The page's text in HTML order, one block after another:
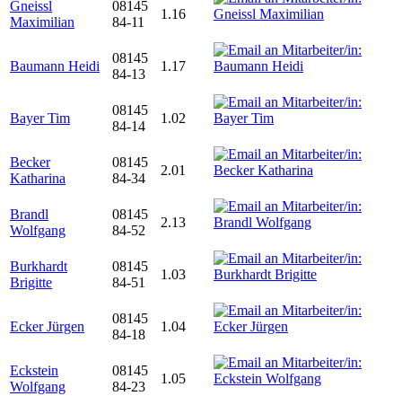
Gneissl
Maximilian
08145
84-11
1.16
Baumann Heidi
08145
84-13
1.17
Bayer Tim
08145
84-14
1.02
Becker
Katharina
08145
84-34
2.01
Brandl
Wolfgang
08145
84-52
2.13
Burkhardt
Brigitte
08145
84-51
1.03
Ecker Jürgen
08145
84-18
1.04
Eckstein
Wolfgang
08145
84-23
1.05